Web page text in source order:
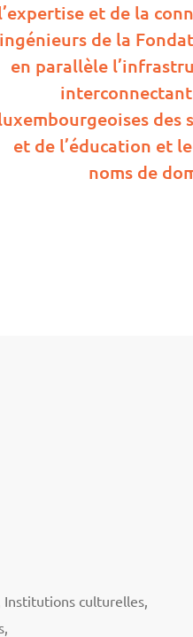
et de la
ingénieurs de la
en parallèle
des
et de l’éducation et
noms de
Institutions culturelles,